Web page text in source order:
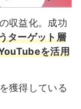
収益化。成功
ターゲット層
を活用
獲得している